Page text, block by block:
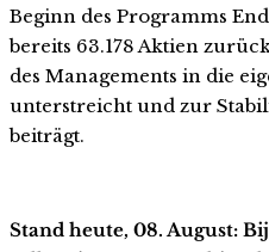
Beginn des Programms
bereits 63.178 Aktien
des Managements in die
unterstreicht und zur
beiträgt.
Stand heute, 08. August: